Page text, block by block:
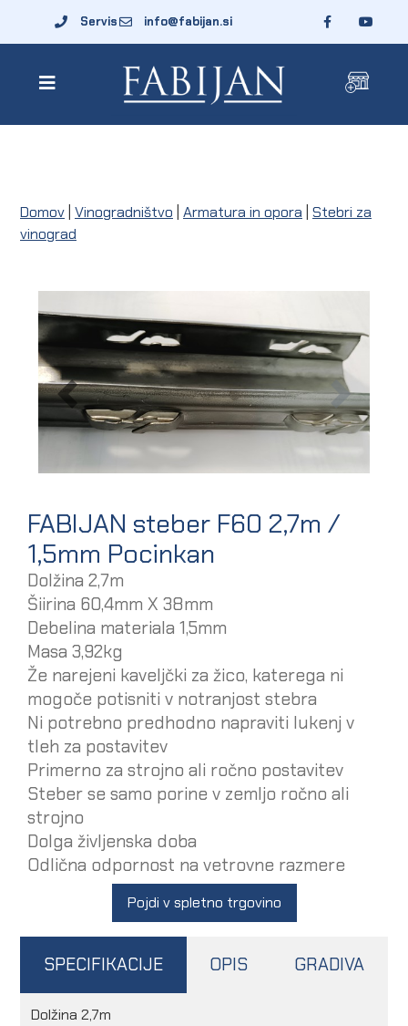
Servis info@fabijan.si
Domov Vinogradništvo Armatura in opora Stebri za
vinograd
FABIJAN steber F60 2,7m /
1,5mm Pocinkan
Dolžina 2,7m
Šiirina 60,4mm X 38mm
Debelina materiala 1,5mm
Masa 3,92kg
Že narejeni kaveljčki za žico, katerega ni
mogoče potisniti v notranjost stebra
Ni potrebno predhodno napraviti lukenj v
tleh za postavitev
Primerno za strojno ali ročno postavitev
Steber se samo porine v zemljo ročno ali
strojno
Dolga življenska doba
Odlična odpornost na vetrovne razmere
Pojdi v spletno trgovino
SPECIFIKACIJE OPIS GRADIVA
Dolžina 2,7m